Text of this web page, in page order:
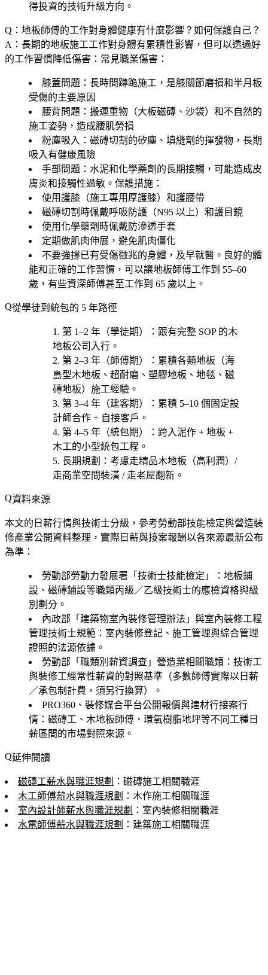
得投資的技術升級方向。
Q：地板師傅的工作對身體健康有什麼影響？如何保護自己？
A：長期的地板施工工作對身體有累積性影響，但可以透過好
的工作習慣降低傷害：常見職業傷害：
膝蓋問題 ：長時間蹲跪施工，是膝關節磨損和半月板
受傷的主要原因
腰背問題 ：搬運重物（大板磁磚、沙袋）和不自然的
施工姿勢，造成腰肌勞損
粉塵吸入 ：磁磚切割的矽塵、填縫劑的揮發物，長期
吸入有健康風險
手部問題 ：水泥和化學藥劑的長期接觸，可能造成皮
膚炎和接觸性過敏。保護措施：
使用護膝（施工專用厚護膝）和護腰帶
磁磚切割時佩戴呼吸防護（N95 以上）和護目鏡
使用化學藥劑時佩戴防滲透手套
定期做肌肉伸展，避免肌肉僵化
不要強撐已有受傷徵兆的身體，及早就醫。良好的體
能和正確的工作習慣，可以讓地板師傅工作到 55–60
歲，有些資深師傅甚至工作到 65 歲以上。
從學徒到統包的 5 年路徑
第 1–2 年（學徒期）
：跟有完整 SOP 的木
地板公司入行。
第 2–3 年（師傅期）
：累積各類地板（海
島型木地板、超耐磨、塑膠地板、地毯、磁
磚地板）施工經驗。
第 3–4 年（建客期）
：累積 5–10 個固定設
計師合作 + 自接客戶。
第 4–5 年（統包期）
：跨入泥作 + 地板 +
木工的小型統包工程。
長期規劃 ：考慮走精品木地板（高利潤）/
走商業空間裝潢 / 走老屋翻新 。
資料來源
本文的日薪行情與技術士分級，參考勞動部技能檢定與營造裝
修產業公開資料整理，實際日薪與接案報酬以各來源最新公布
為準：
勞動部勞動力發展署「技術士技能檢定」
：地板鋪
設、磁磚鋪設等職類丙級／乙級技術士的應檢資格與級
別劃分。
內政部「建築物室內裝修管理辦法」與室內裝修工程
管理技術士規範 ：室內裝修登記、施工管理與綜合管理
證照的法源依據。
勞動部「職類別薪資調查」營造業相關職類 ：技術工
與裝修工經常性薪資的對照基準（多數師傅實際以日薪
／承包制計費，須另行換算）。
PRO360、裝修媒合平台公開報價與建材行接案行
情 ：磁磚工、木地板師傅、環氧樹脂地坪等不同工種日
薪區間的市場對照來源。
延伸閱讀
磁磚工薪水與職涯規劃 ：磁磚施工相關職涯
木工師傅薪水與職涯規劃 ：木作施工相關職涯
室內設計師薪水與職涯規劃 ：室內裝修相關職涯
水電師傅薪水與職涯規劃 ：建築施工相關職涯